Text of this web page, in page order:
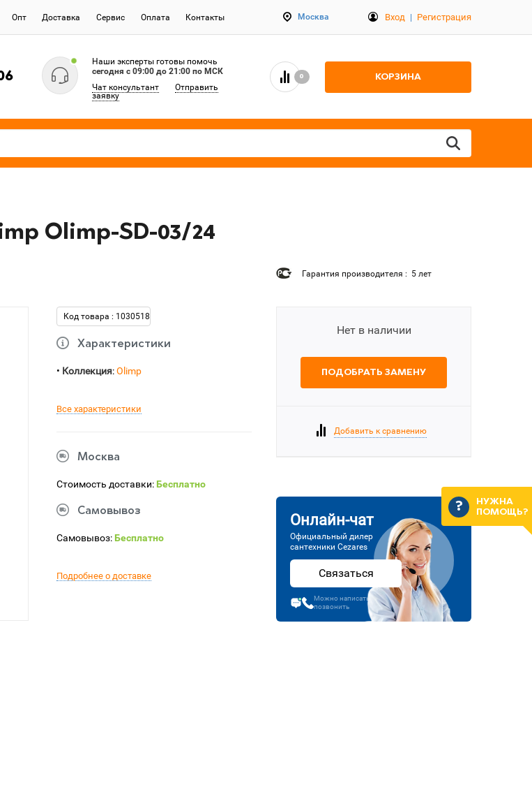
Опт Доставка Сервис Оплата Контакты Москва Вход | Регистрация
Наши эксперты готовы помочь
сегодня c 09:00 до 21:00 по МСК
Чат консультант
Отправить
заявку
0 КОРЗИНА
Olimp-SD-03/24
Гарантия производителя : 5 лет
Код товара : 1030518
Характеристики
• Коллекция:Olimp
Все характеристики
Москва
Стоимость доставки:Бесплатно
Самовывоз
Самовывоз:Бесплатно
Подробнее о доставке
Нет в наличии
ПОДОБРАТЬ ЗАМЕНУ
Добавить к сравнению
Онлайн-чат
Официальный дилер
сантехники Cezares
Связаться
Можно написать или
позвонить
НУЖНА
ПОМОЩЬ?